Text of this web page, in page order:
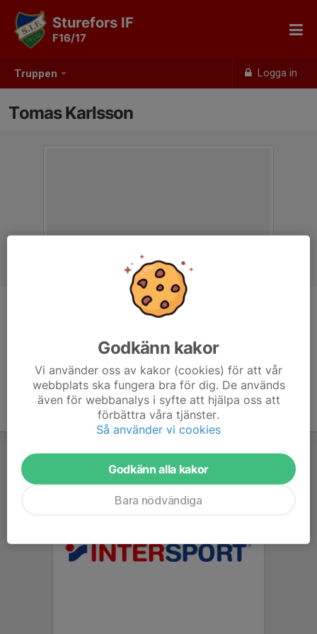
Truppen Logga in
Sturefors IF
F16/17
Tomas Karlsson
Ledare
Godkänn kakor
Vi använder oss av kakor (cookies) för att vår
webbplats ska fungera bra för dig. De används
även för webbanalys i syfte att hjälpa oss att
förbättra våra tjänster.
Så använder vi cookies
Godkänn alla kakor
Bara nödvändiga